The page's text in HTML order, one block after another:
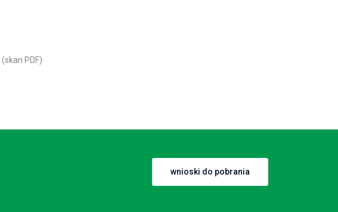
(skan PDF)
wnioski do pobrania